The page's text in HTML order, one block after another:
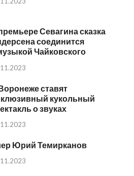
Севагина сказка
соединится
Чайковского
ставят
кукольный
о звуках
Юрий Темирканов